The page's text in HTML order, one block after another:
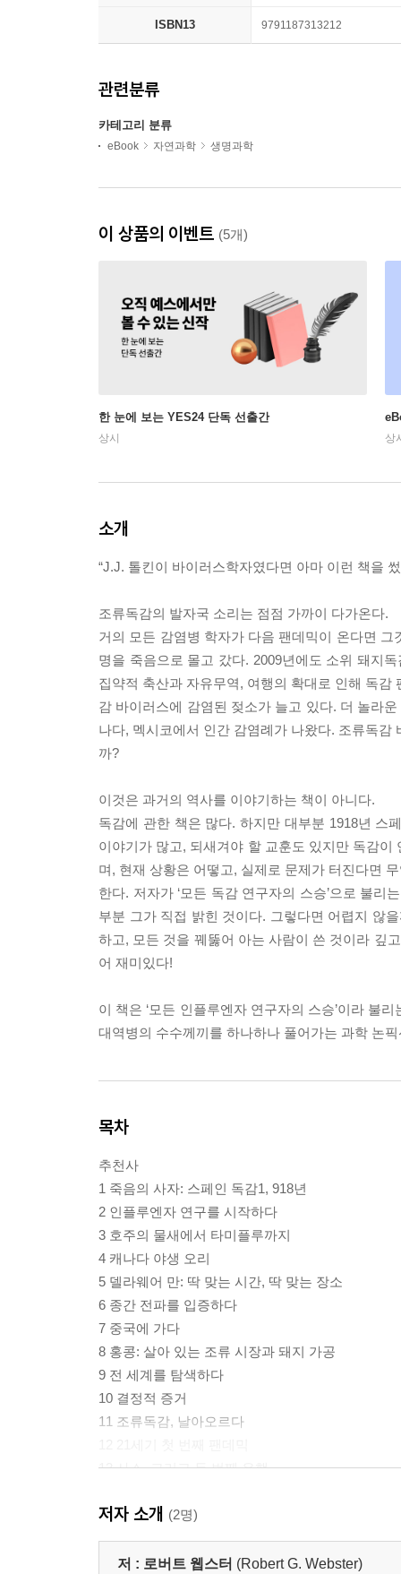
ISBN13 9791187313212
관련분류
카테고리 분류
eBook 자연과학 생명과학
이 상품의 이벤트 (5개)
한 눈에 보는 YES24 단독 선출간
상시 상
소개
“J.J. 톨킨이 바이러스학자였다면 아마 이런 책을
조류독감의 발자국 소리는 점점 가까이 다가온다.
거의 모든 감염병 학자가 다음 팬데믹이 온다면
명을 죽음으로 몰고 갔다. 2009년에도 소위 돼지
집약적 축산과 자유무역, 여행의 확대로 인해 독
감 바이러스에 감염된 젖소가 늘고 있다. 더 놀라
나다, 멕시코에서 인간 감염례가 나왔다. 조류독
까?
이것은 과거의 역사를 이야기하는 책이 아니다.
독감에 관한 책은 많다. 하지만 대부분 1918년 스
이야기가 많고, 되새겨야 할 교훈도 있지만 독감
며, 현재 상황은 어떻고, 실제로 문제가 터진다면
한다. 저자가 ‘모든 독감 연구자의 스승’으로 불
부분 그가 직접 밝힌 것이다. 그렇다면 어렵지 않
하고, 모든 것을 꿰뚫어 아는 사람이 쓴 것이라 깊
어 재미있다!
이 책은 ‘모든 인플루엔자 연구자의 스승’이라 불
대역병의 수수께끼를 하나하나 풀어가는 과학 논
목차
추천사
1 죽음의 사자: 스페인 독감1, 918년
2 인플루엔자 연구를 시작하다
3 호주의 물새에서 타미플루까지
4 캐나다 야생 오리
5 델라웨어 만: 딱 맞는 시간, 딱 맞는 장소
6 종간 전파를 입증하다
7 중국에 가다
8 홍콩: 살아 있는 조류 시장과 돼지 가공
9 전 세계를 탐색하다
10 결정적 증거
11 조류독감, 날아오르다
13 사스, 그리고 두 번째 유행
15 마왕, 부활하다
16 판도라의 상자
17 미래를 내다보며: 우리는 준비되어 있는가?
저자 소개 (2명)
저 : 로버트 웹스터 (Robert G. Webster)